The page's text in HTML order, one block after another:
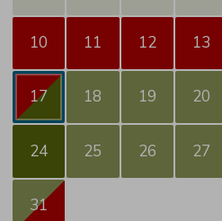
10 11 12 13
17 18 19 20
24 25 26 27
31